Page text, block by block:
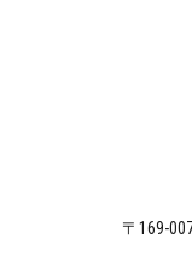
〒169-